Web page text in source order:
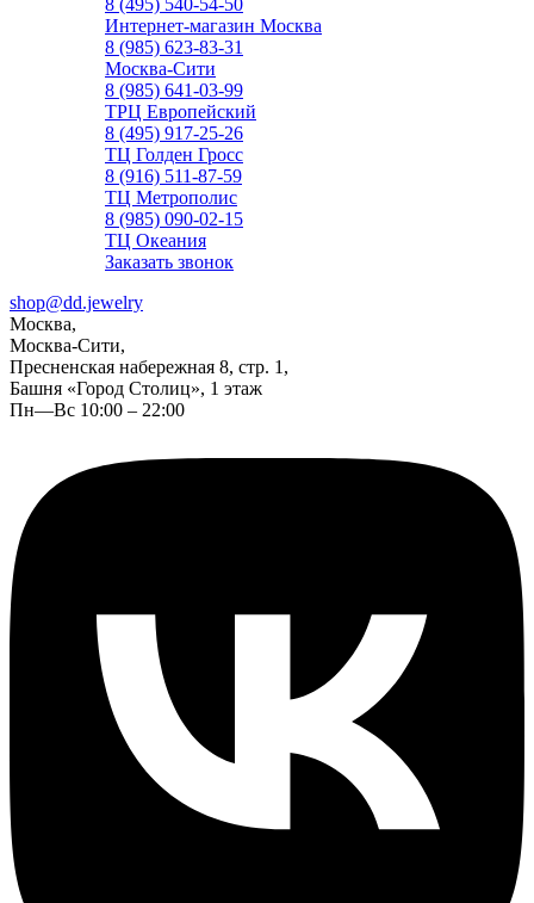
8 (495) 540-54-50
Интернет-магазин Москва
8 (985) 623-83-31
Москва-Сити
8 (985) 641-03-99
ТРЦ Европейский
8 (495) 917-25-26
ТЦ Голден Гросс
8 (916) 511-87-59
ТЦ Метрополис
8 (985) 090-02-15
ТЦ Океания
Заказать звонок
shop@dd.jewelry
Москва,
Москва-Сити,
Пресненская набережная 8, стр. 1,
Башня «Город Столиц», 1 этаж
Пн—Вс 10:00 – 22:00